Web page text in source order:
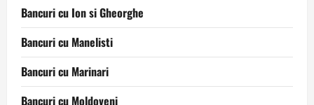
Bancuri cu Ion si Gheorghe
Bancuri cu Manelisti
Bancuri cu Marinari
Bancuri cu Moldoveni